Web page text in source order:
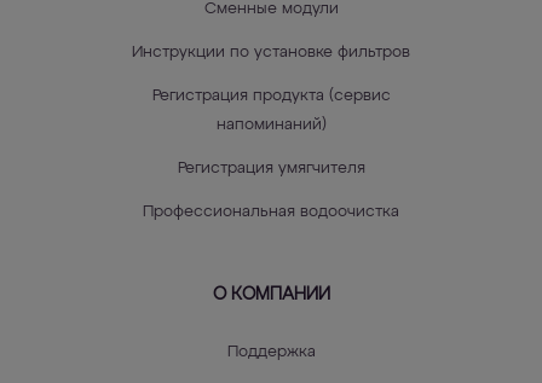
Сменные модули
Инструкции по установке фильтров
Регистрация продукта (сервис
напоминаний)
Регистрация умягчителя
Профессиональная водоочистка
О КОМПАНИИ
Поддержка